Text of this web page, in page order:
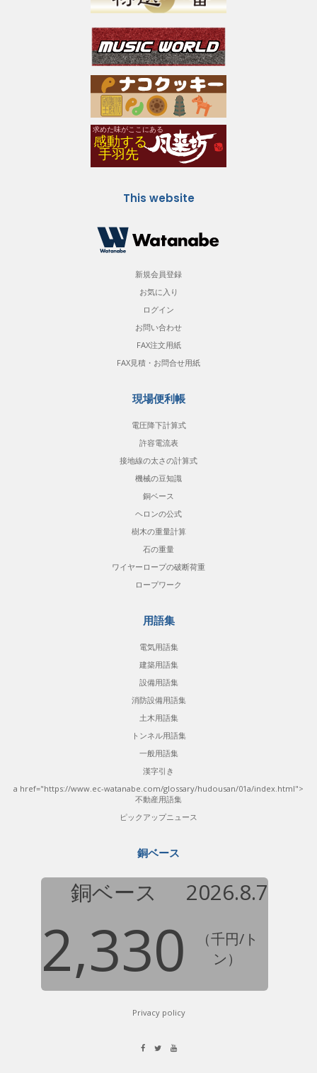
This website
新規会員登録
お気に入り
ログイン
お問い合わせ
FAX注文用紙
FAX見積・お問合せ用紙
現場便利帳
電圧降下計算式
許容電流表
接地線の太さの計算式
機械の豆知識
銅ベース
ヘロンの公式
樹木の重量計算
石の重量
ワイヤーロープの破断荷重
ロープワーク
用語集
電気用語集
建築用語集
設備用語集
消防設備用語集
土木用語集
トンネル用語集
一般用語集
漢字引き
a href="https://www.ec-watanabe.com/glossary/hudousan/01a/index.html">
不動産用語集
ピックアップニュース
銅ベース
銅ベース 2026.8.7
2,330
（千円/ト
ン）
Privacy policy